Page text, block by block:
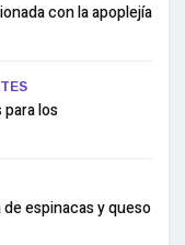
con la apoplejía
para los
espinacas y queso